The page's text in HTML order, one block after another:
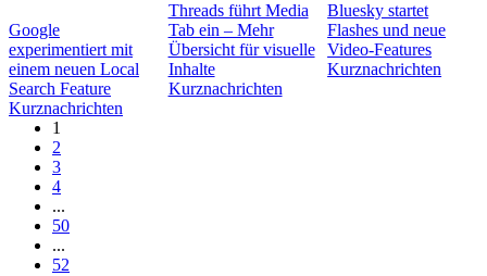
Google
experimentiert mit
einem neuen Local
Search Feature
Kurznachrichten
Threads führt Media
Tab ein – Mehr
Übersicht für visuelle
Inhalte
Kurznachrichten
Bluesky startet
Flashes und neue
Video-Features
Kurznachrichten
1
2
3
4
...
50
...
52